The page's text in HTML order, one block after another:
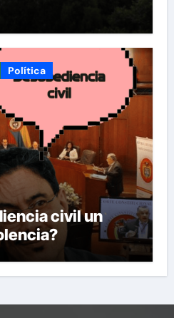
Política
civil un